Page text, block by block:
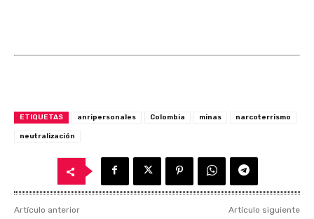
ETIQUETAS anripersonales Colombia minas narcoterrismo
neutralización
Artículo anterior
Artículo siguiente